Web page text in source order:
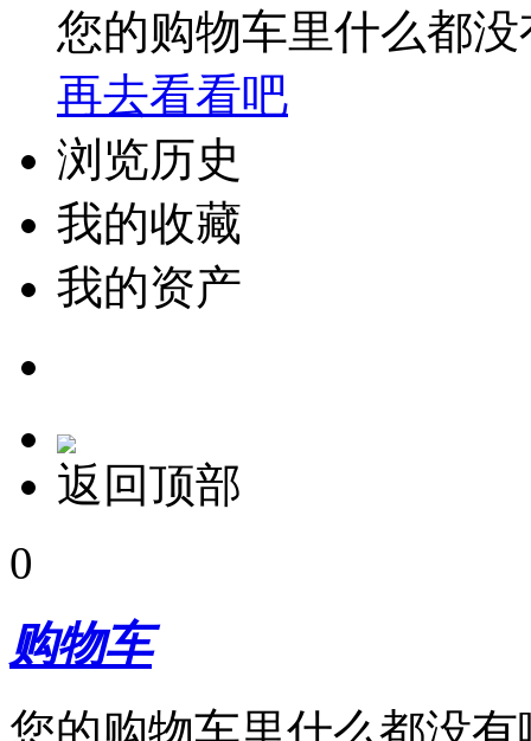
您的购物车里什么都没
再去看看吧
浏览历史
我的收藏
我的资产
返回顶部
0
购物车
您的购物车里什么都没有